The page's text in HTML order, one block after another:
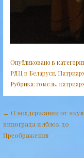
Опубликовано в
РДЦ в Беларуси,
Рубрика: гомель,
Навигация
по
← О воздержании от
винограда и яблок до
Преображения